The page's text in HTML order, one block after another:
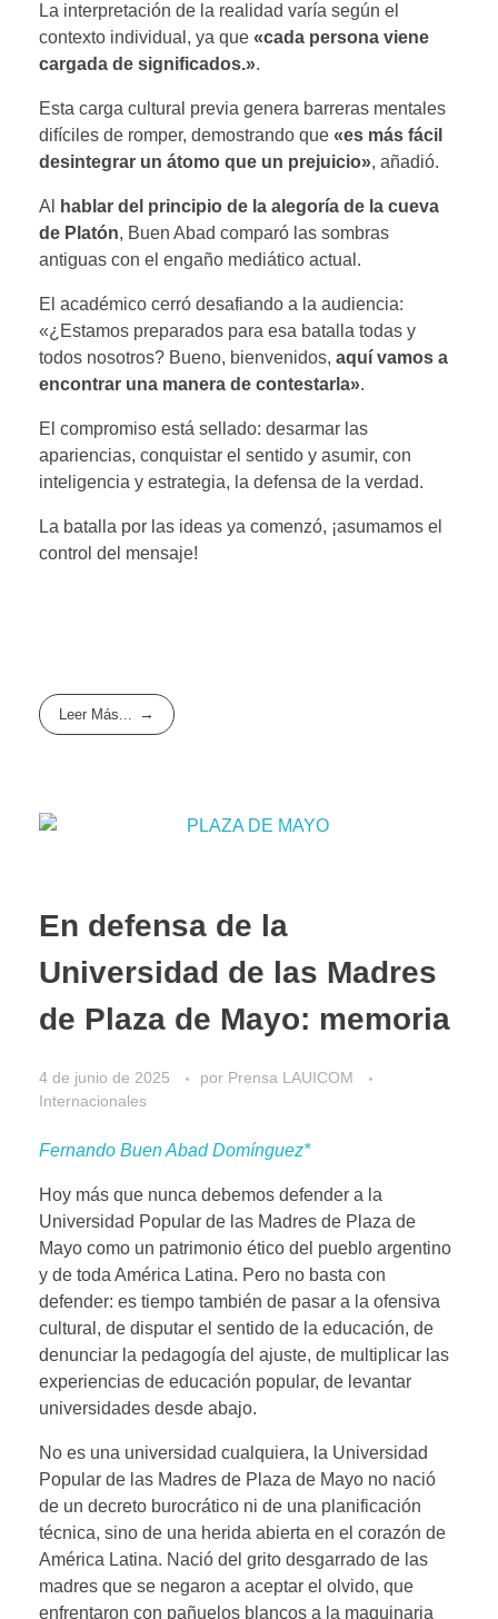
​La interpretación de la realidad varía según el
contexto individual, ya que «cada persona viene
cargada de significados.».
Esta carga cultural previa genera barreras mentales
difíciles de romper, demostrando que «es más fácil
desintegrar un átomo que un prejuicio», añadió.
​Al
hablar del principio de la alegoría de la cueva
de Platón, Buen Abad comparó las sombras
antiguas con el engaño mediático actual.
El académico cerró desafiando a la audiencia:
«¿Estamos preparados para esa batalla todas y
todos nosotros? Bueno, bienvenidos, aquí vamos a
encontrar una manera de contestarla».
El compromiso está sellado: desarmar las
apariencias, conquistar el sentido y asumir, con
inteligencia y estrategia, la defensa de la verdad.
La batalla por las ideas ya comenzó, ¡asumamos el
control del mensaje!
Leer Más...
En defensa de la
Universidad de las Madres
de Plaza de Mayo: memoria
4 de junio de 2025 por Prensa LAUICOM
Internacionales
Fernando Buen Abad Domínguez*
Hoy más que nunca debemos defender a la
Universidad Popular de las Madres de Plaza de
Mayo como un patrimonio ético del pueblo argentino
y de toda América Latina. Pero no basta con
defender: es tiempo también de pasar a la ofensiva
cultural, de disputar el sentido de la educación, de
denunciar la pedagogía del ajuste, de multiplicar las
experiencias de educación popular, de levantar
universidades desde abajo.
No es una universidad cualquiera, la Universidad
Popular de las Madres de Plaza de Mayo no nació
de un decreto burocrático ni de una planificación
técnica, sino de una herida abierta en el corazón de
América Latina. Nació del grito desgarrado de las
madres que se negaron a aceptar el olvido, que
enfrentaron con pañuelos blancos a la maquinaria